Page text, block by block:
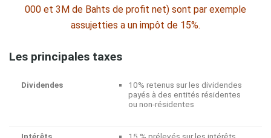
000 et 3M de Bahts de profit net) sont par exemple
assujetties a un impôt de 15%.
Les principales taxes
Dividendes
10% retenus sur les dividendes
payés à des entités résidentes
ou non-résidentes